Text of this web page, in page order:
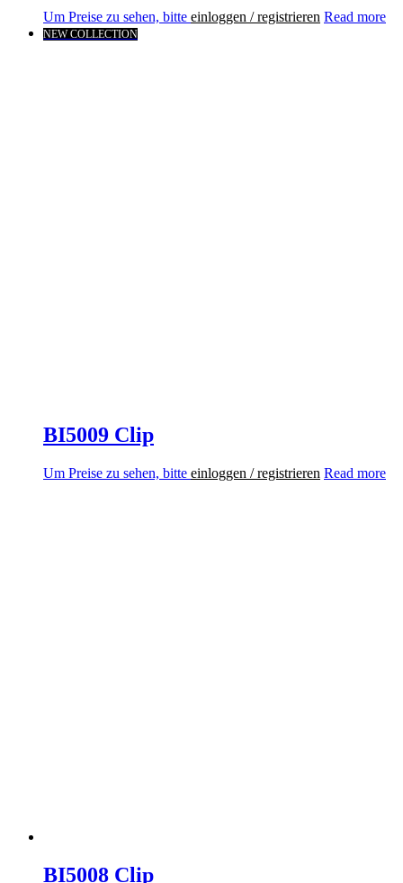
Um Preise zu sehen, bitte einloggen / registrieren Read more
NEW COLLECTION
BI5009 Clip
Um Preise zu sehen, bitte einloggen / registrieren Read more
BI5008 Clip